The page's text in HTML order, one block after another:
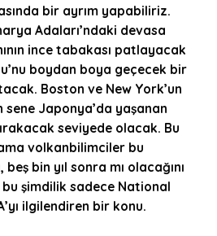
bir ayrım yapabiliriz.
Adaları’ndaki devasa
ince tabakası patlayacak
boydan boya geçecek bir
Boston ve New York’un
sene Japonya’da yaşanan
seviyede olacak. Bu
ama volkanbilimciler bu
beş bin yıl sonra mı olacağını
şimdilik sadece National
ilgilendiren bir konu.